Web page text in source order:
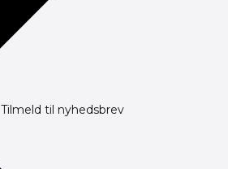
Tilmeld til nyhedsbrev